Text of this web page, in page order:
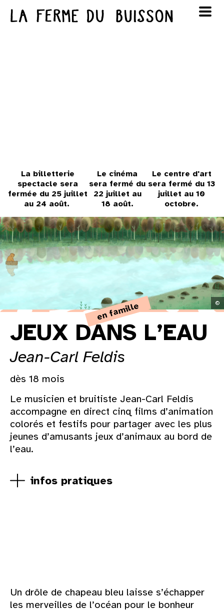
La billetterie
spectacle sera
fermée du 25 juillet
au 24 août.
Le cinéma
sera fermé du
22 juillet au
18 août.
Le centre d'art
sera fermé du 13
juillet au 10
octobre.
24 25 26 27 28 29 30
31
au cinéma
voir le programme cinéma
au cinéma
©
en famille
JEUX DANS L’EAU
Jean-Carl Feldis
dès 18 mois
Le musicien et bruitiste Jean-Carl Feldis
accompagne en direct cinq films d’animation
colorés et festifs pour partager avec les plus
jeunes d’amusants jeux d’animaux au bord de
l’eau.
Un drôle de chapeau bleu laisse s’échapper
les merveilles de l’océan pour le bonheur
infos pratiques